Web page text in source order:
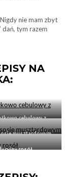
nie mam zbyt
dań, tym razem
NA
cebulowy z
musztardowym
rosół